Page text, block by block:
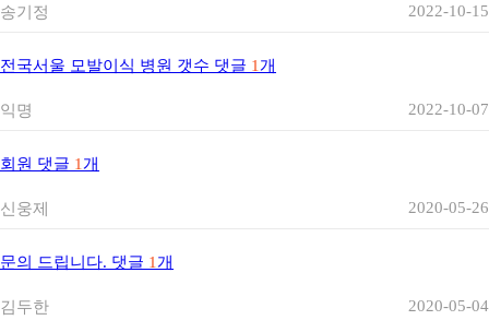
송기정 2022-10-15
전국서울 모발이식 병원 갯수 댓글 1 개
익명 2022-10-07
회원 댓글 1 개
신웅제 2020-05-26
문의 드립니다. 댓글 1 개
김두한 2020-05-04